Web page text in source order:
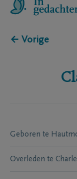
← Vorige
Geboren te
Overleden te